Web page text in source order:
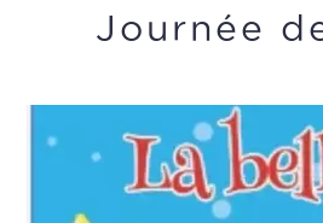
Journée